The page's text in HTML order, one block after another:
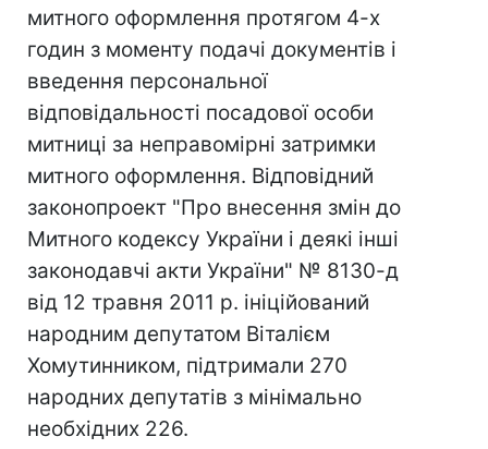
митного оформлення протягом 4-х
годин з моменту подачі документів і
введення персональної
відповідальності посадової особи
митниці за неправомірні затримки
митного оформлення. Відповідний
законопроект "Про внесення змін до
Митного кодексу України і деякі інші
законодавчі акти України" № 8130-д
від 12 травня 2011 р. ініційований
народним депутатом Віталієм
Хомутинником, підтримали 270
народних депутатів з мінімально
необхідних 226.